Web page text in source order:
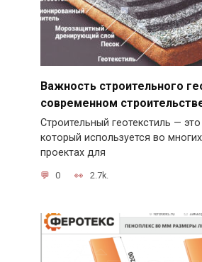
Важность строительного
современном
Строительный геотекстиль —
который используется во
проектах для
0 2.7k.